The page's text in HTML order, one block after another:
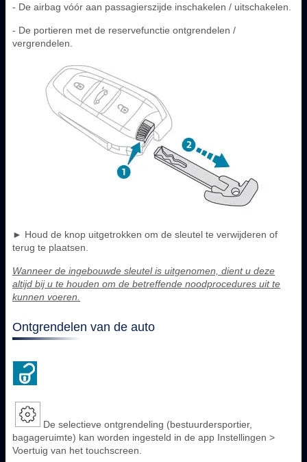
- De airbag vóór aan passagierszijde inschakelen / uitschakelen.
- De portieren met de reservefunctie ontgrendelen /
vergrendelen.
► Houd de knop uitgetrokken om de sleutel te verwijderen of
terug te plaatsen.
Wanneer de ingebouwde sleutel is uitgenomen, dient u deze
altijd bij u te houden om de betreffende noodprocedures uit te
kunnen voeren.
Ontgrendelen van de auto
De selectieve ontgrendeling (bestuurdersportier,
bagageruimte) kan worden ingesteld in de app Instellingen >
Voertuig van het touchscreen.